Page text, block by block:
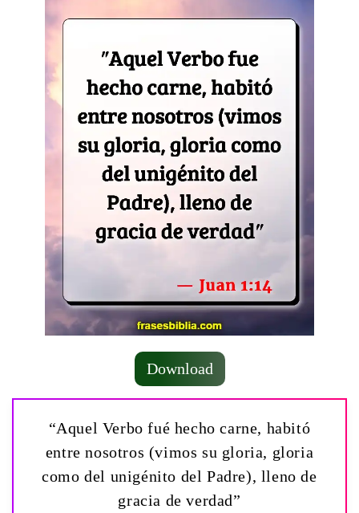
Download
“Aquel Verbo fué hecho carne, habitó
entre nosotros (vimos su gloria, gloria
como del unigénito del Padre), lleno de
gracia de verdad”